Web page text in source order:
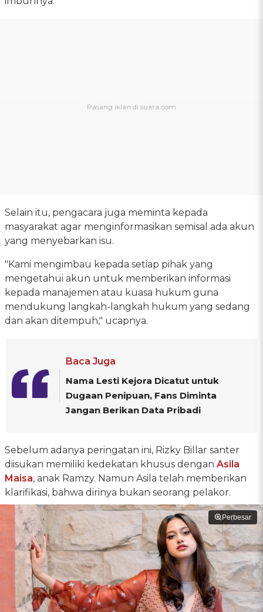
Selain itu, pengacara juga meminta kepada
masyarakat agar menginformasikan semisal ada akun
yang menyebarkan isu.
"Kami mengimbau kepada setiap pihak yang
mengetahui akun untuk memberikan informasi
kepada manajemen atau kuasa hukum guna
mendukung langkah-langkah hukum yang sedang
dan akan ditempuh," ucapnya.
Baca Juga
Nama Lesti Kejora Dicatut untuk
Dugaan Penipuan, Fans Diminta
Jangan Berikan Data Pribadi
Sebelum adanya peringatan ini, Rizky Billar santer
diisukan memiliki kedekatan khusus dengan Asila
Maisa, anak Ramzy. Namun Asila telah memberikan
klarifikasi, bahwa dirinya bukan seorang pelakor.
Perbesar